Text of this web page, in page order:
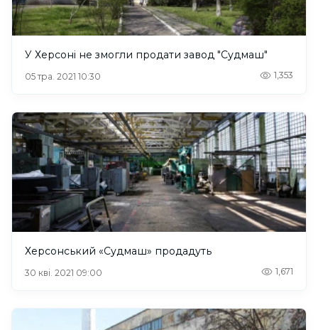
У Херсоні не змогли продати завод "Судмаш"
05 тра. 2021 10:30 1,353
Херсонський «Судмаш» продадуть
30 кві. 2021 09:00 1,671